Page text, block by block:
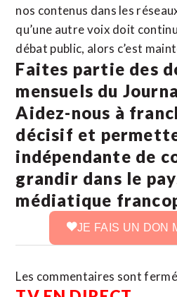
nos contenus dans les
qu’une autre voix doit
débat public, alors c’est
Faites partie des
mensuels du
Aidez-nous à
décisif et
indépendante de
grandir dans le
médiatique
JE FAIS UN DON
Les commentaires sont